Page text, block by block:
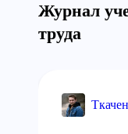
Журнал
труда